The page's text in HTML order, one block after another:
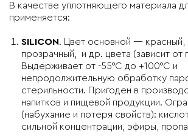
В качестве уплотняющего материала
применяется:
SILICON. Цвет основной — красный,
прозрачный, и др. цвета (зависит от
Выдерживает от -55°C до +100°C и
непродолжительную обработку
стерильности. Пригоден в
напитков и пищевой продукции.
(набухание и потеря свойств):
сильной концентрации, эфиры,